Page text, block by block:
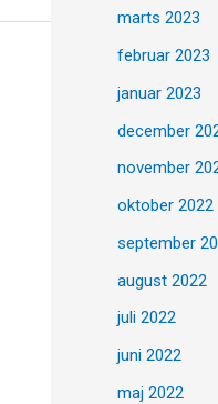
marts 2023
februar 2023
januar 2023
december
november
oktober 2022
september
august 2022
juli 2022
juni 2022
maj 2022